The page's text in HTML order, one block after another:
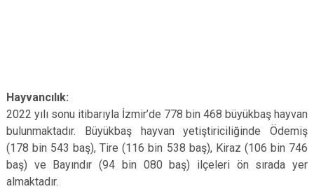
Hayvancılık:
2022 yılı sonu itibarıyla İzmir’de 778 bin 468 büyükbaş hayvan
bulunmaktadır. Büyükbaş hayvan yetiştiriciliğinde Ödemiş
(178 bin 543 baş), Tire (116 bin 538 baş), Kiraz (106 bin 746
baş) ve Bayındır (94 bin 080 baş) ilçeleri ön sırada yer
almaktadır.